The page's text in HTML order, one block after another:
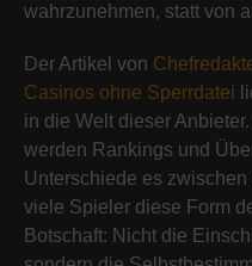
wahrzunehmen, statt von
Der Artikel von
Casinos ohne Sperrdatei
in die Welt dieser
werden Rankings und
Unterschiede es
viele Spieler diese Form
Botschaft: Nicht die